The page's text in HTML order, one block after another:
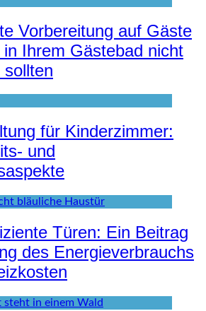
Vorbereitung auf Gäste
Ihrem Gästebad nicht
für Kinderzimmer:
und
Türen: Ein Beitrag
des Energieverbrauchs